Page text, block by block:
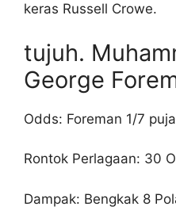
keras Russell Crowe.
tujuh.
George
Odds: Foreman 1/7
Rontok Perlagaan: 30
Dampak: Bengkak 8